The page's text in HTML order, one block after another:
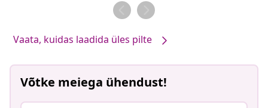
Vaata, kuidas laadida üles pilte
Võtke meiega ühendust!